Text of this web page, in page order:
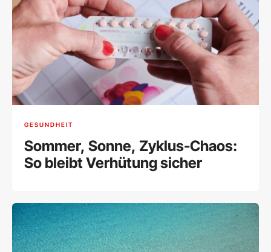
GESUNDHEIT
Sommer, Sonne, Zyklus-Chaos:
So bleibt Verhütung sicher